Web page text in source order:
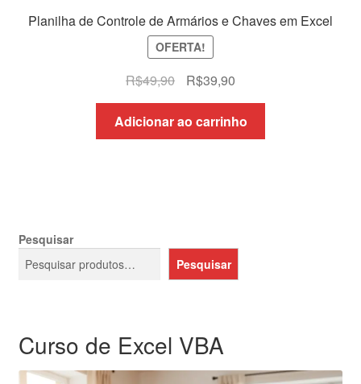
Planilha de Controle de Armários e Chaves em Excel
OFERTA!
R$49,90
O
preço
original
era:
R$39,90O
preço
atual
é:
Adicionar ao carrinho
Pesquisar
Pesquisar
Curso de Excel VBA